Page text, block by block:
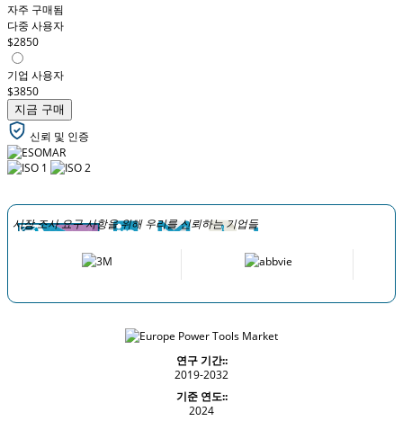
자주 구매됨
다중 사용자
$2850
기업 사용자
$3850
지금 구매
신뢰 및 인증
시장 조사 요구 사항을 위해 우리를 신뢰하는 기업들
연구 기간::
2019-2032
기준 연도::
2024